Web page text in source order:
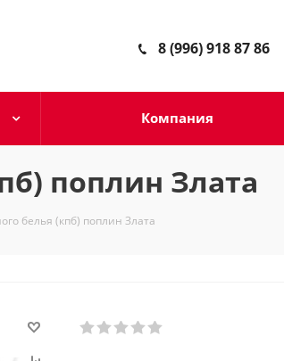
8 (996) 918 87 86
Компания
поплин Злата
белья (кпб) поплин Злата